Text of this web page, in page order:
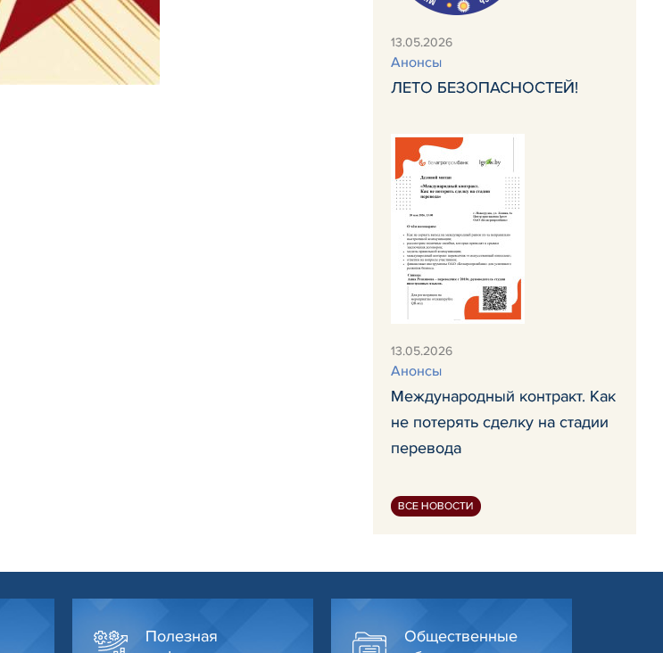
13.05.2026
Анонсы
ЛЕТО БЕЗОПАСНОСТЕЙ!
13.05.2026
Анонсы
Международный контракт. Как
не потерять сделку на стадии
перевода
ВСЕ НОВОСТИ
Полезная
Общественные